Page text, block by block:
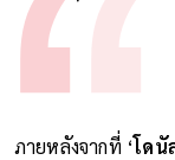
ภายหลังจากที่ ‘โดนั